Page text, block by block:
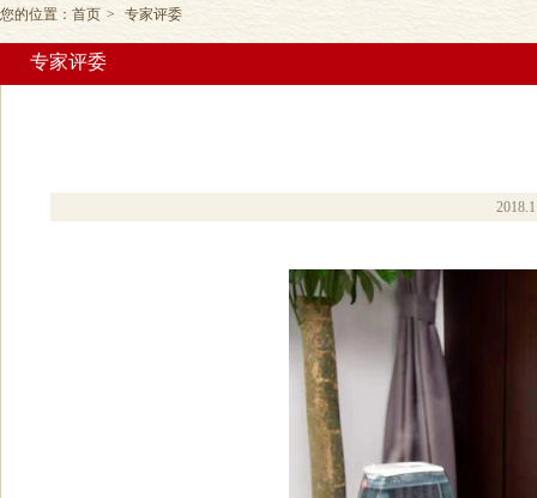
您的位置： 首页 > 专家评委
专家评委